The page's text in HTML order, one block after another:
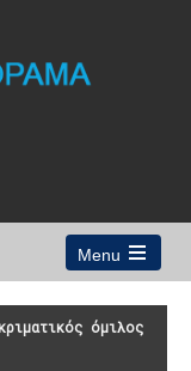
Menu
Open
main
menu
όμιλος